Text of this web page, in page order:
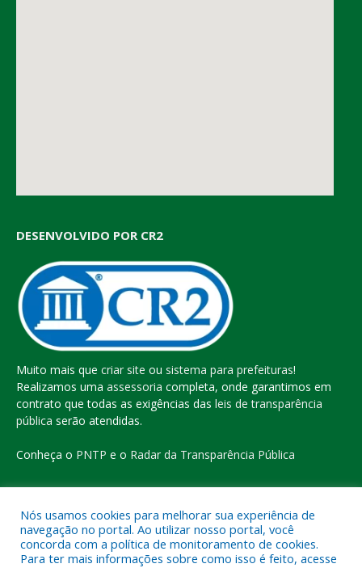
DESENVOLVIDO POR CR2
Muito mais que criar site ou sistema para prefeituras!
Realizamos uma assessoria completa, onde garantimos em
contrato que todas as exigências das leis de transparência
pública serão atendidas.
Conheça o PNTP e o Radar da Transparência Pública
Todos os direitos reservados a Prefeitura Municipal de Eldorado
do Carajás
Nós usamos cookies para melhorar sua experiência de
navegação no portal. Ao utilizar nosso portal, você
concorda com a política de monitoramento de cookies.
Para ter mais informações sobre como isso é feito, acesse